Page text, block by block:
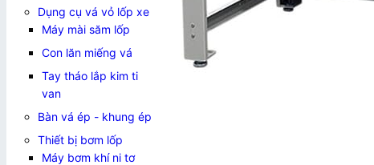
Dụng cụ vá vỏ lốp xe
Máy mài săm lốp
Con lăn miếng vá
Tay tháo lắp kim ti
van
Bàn vá ép - khung ép
Thiết bị bơm lốp
Máy bơm khí ni tơ